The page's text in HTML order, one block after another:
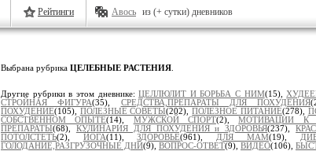
Рейтинги Авось из (+ сутки) дневников
Выбрана рубрика ЦЕЛЕБНЫЕ РАСТЕНИЯ
Другие рубрики в этом дневнике:ЦЕЛЛЮЛИТ И БОРЬБА С НИМ(15),
СТРОЙНАЯ ФИГУРА(35), СРЕДСТВА,ПРЕПАРАТЫ ДЛЯ ПОХУДЕНИЯ
ПОХУДЕНИЕ(105), ПОЛЕЗНЫЕ СОВЕТЫ(202),ПОЛЕЗНОЕ ПИТАНИЕ(278),
СОБСТВЕННОМ ОПЫТЕ(14), МУЖСКОЙ СПОРТ(2),МОТИВАЦИИ К
ПРЕПАРАТЫ(68), КУЛИНАРИЯ ДЛЯ ПОХУДЕНИЯ и ЗДОРОВЬЯ(237),
ПОТОЛСТЕТЬ(2), ЙОГА(11),ЗДОРОВЬЕ(961), ДЛЯ МАМ(19),
ГОЛОДАНИЕ,РАЗГРУЗОЧНЫЕ ДНИ(9), ВОПРОС-ОТВЕТ(9), ВИДЕО(106),